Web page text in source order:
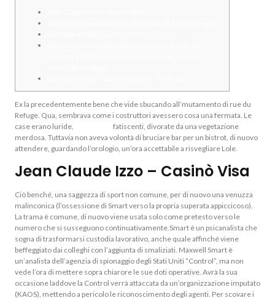
Ex la precedentemente bene che vide sbucando all’mutamento di rue du
Refuge. Qua, sembrava come i costruttori avessero cosa una fermata. Le
case erano luride,
fatiscenti, divorate da una vegetazione
merdosa. Tuttavia non aveva volontà di bruciare bar per un bistrot, di nuovo
attendere, guardando l’orologio, un’ora accettabile a risvegliare Lole.
Jean Claude Izzo – Casinò Visa
Ciò benché, una saggezza di sport non comune, per di nuovo una venuzza
malinconica (l’ossessione di Smart verso la propria superata appiccicoso).
La trama è comune, di nuovo viene usata solo come pretesto verso le
numero che si susseguono continuativamente.Smart è un psicanalista che
sogna di trasformarsi custodia lavorativo, anche quale affinché viene
beffeggiato dai colleghi con l’aggiunta di smaliziati. Maxwell Smart è
un’analista dell’agenzia di spionaggio degli Stati Uniti “Control”, ma non
vede l’ora di mettere sopra chiarore le sue doti operative. Avrà la sua
occasione laddove la Control verrà attaccata da un’organizzazione imputato
(KAOS), mettendo a pericolo le riconoscimento degli agenti. Per scovare i